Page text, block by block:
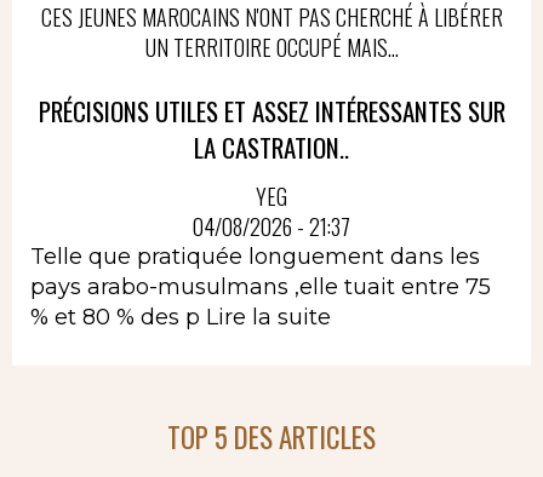
CES JEUNES MAROCAINS N'ONT PAS CHERCHÉ À LIBÉRER
UN TERRITOIRE OCCUPÉ MAIS...
PRÉCISIONS UTILES ET ASSEZ INTÉRESSANTES SUR
LA CASTRATION..
YEG
04/08/2026 - 21:37
Telle que pratiquée longuement dans les
pays arabo-musulmans ,elle tuait entre 75
% et 80 % des p Lire la suite
TOP 5 DES ARTICLES